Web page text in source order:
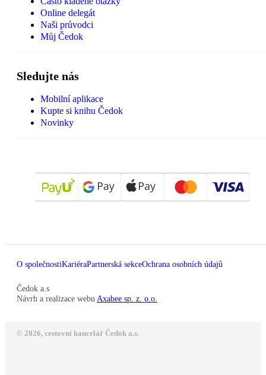
Online delegát
Naši průvodci
Můj Čedok
Sledujte nás
Mobilní aplikace
Kupte si knihu Čedok
Novinky
O společnostiKariéraPartnerská sekceOchrana osobních údajů
Čedok a.s
Návrh a realizace webu Axabee sp. z. o.o.
© 2026, cestovní kancelář Čedok a.s.